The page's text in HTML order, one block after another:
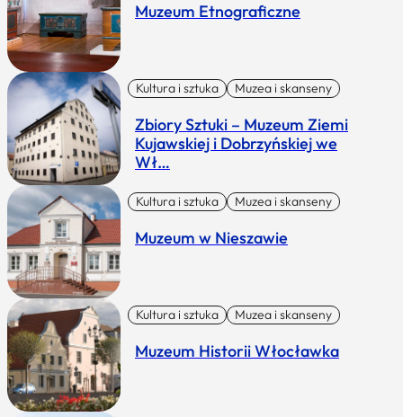
Muzeum Etnograficzne
Kultura i sztuka Muzea i skanseny
Zbiory Sztuki – Muzeum Ziemi
Kujawskiej i Dobrzyńskiej we
Wł…
Kultura i sztuka Muzea i skanseny
Muzeum w Nieszawie
Kultura i sztuka Muzea i skanseny
Muzeum Historii Włocławka